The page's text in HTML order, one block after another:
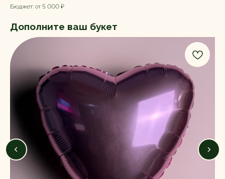
Бюджет: от 5 000 ₽
Дополните ваш букет